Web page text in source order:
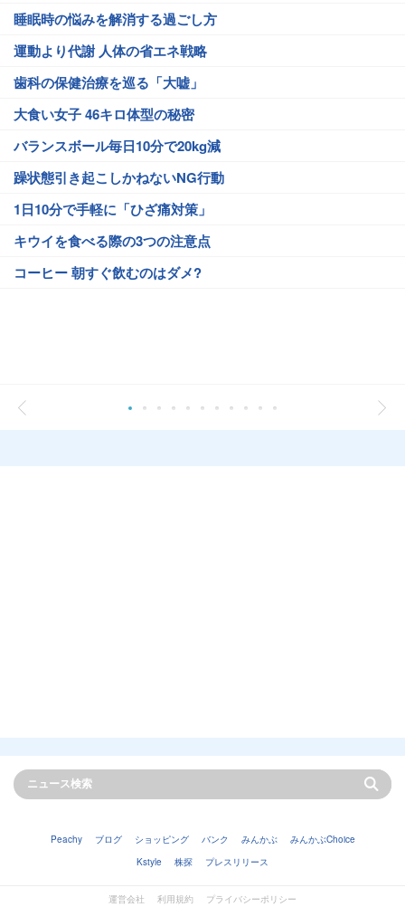
睡眠時の悩みを解消する過ごし方
運動より代謝 人体の省エネ戦略
歯科の保健治療を巡る「大嘘」
大食い女子 46キロ体型の秘密
バランスボール毎日10分で20kg減
躁状態引き起こしかねないNG行動
1日10分で手軽に「ひざ痛対策」
キウイを食べる際の3つの注意点
コーヒー 朝すぐ飲むのはダメ?
Peachy ブログ ショッピング バンク みんかぶ
みんかぶChoice
Kstyle
株探 プレスリリース
運営会社 利用規約 プライバシーポリシー